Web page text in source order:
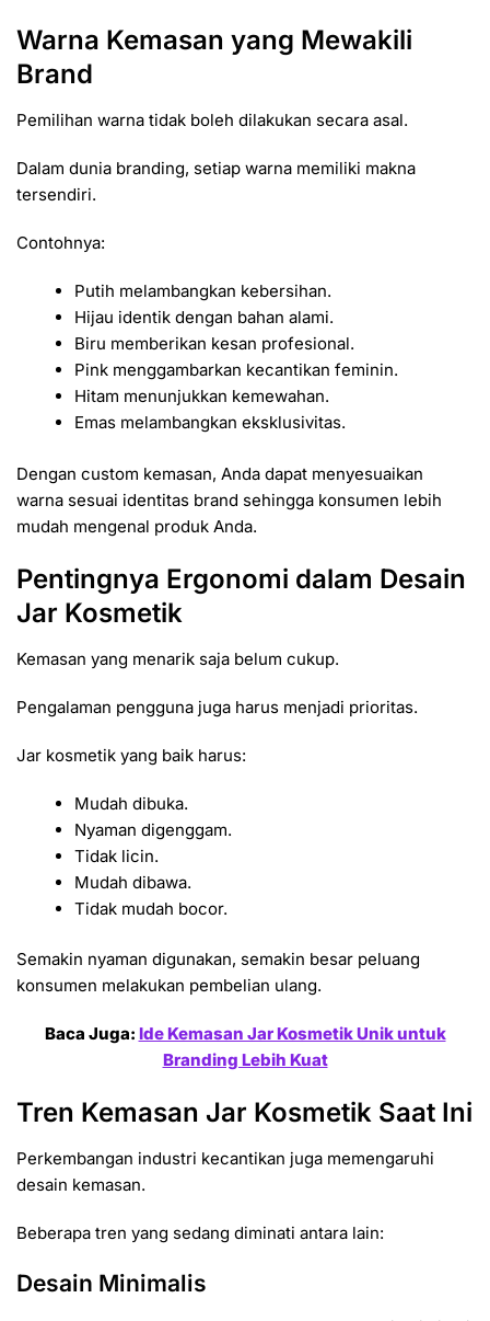
Warna Kemasan yang Mewakili
Brand
Pemilihan warna tidak boleh dilakukan secara asal.
Dalam dunia branding, setiap warna memiliki makna
tersendiri.
Contohnya:
Putih melambangkan kebersihan.
Hijau identik dengan bahan alami.
Biru memberikan kesan profesional.
Pink menggambarkan kecantikan feminin.
Hitam menunjukkan kemewahan.
Emas melambangkan eksklusivitas.
Dengan custom kemasan, Anda dapat menyesuaikan
warna sesuai identitas brand sehingga konsumen lebih
mudah mengenal produk Anda.
Pentingnya Ergonomi dalam Desain
Jar Kosmetik
Kemasan yang menarik saja belum cukup.
Pengalaman pengguna juga harus menjadi prioritas.
Jar kosmetik yang baik harus:
Mudah dibuka.
Nyaman digenggam.
Tidak licin.
Mudah dibawa.
Tidak mudah bocor.
Semakin nyaman digunakan, semakin besar peluang
konsumen melakukan pembelian ulang.
Baca Juga: Ide Kemasan Jar Kosmetik Unik untuk
Branding Lebih Kuat
Tren Kemasan Jar Kosmetik Saat Ini
Perkembangan industri kecantikan juga memengaruhi
desain kemasan.
Beberapa tren yang sedang diminati antara lain:
Desain Minimalis